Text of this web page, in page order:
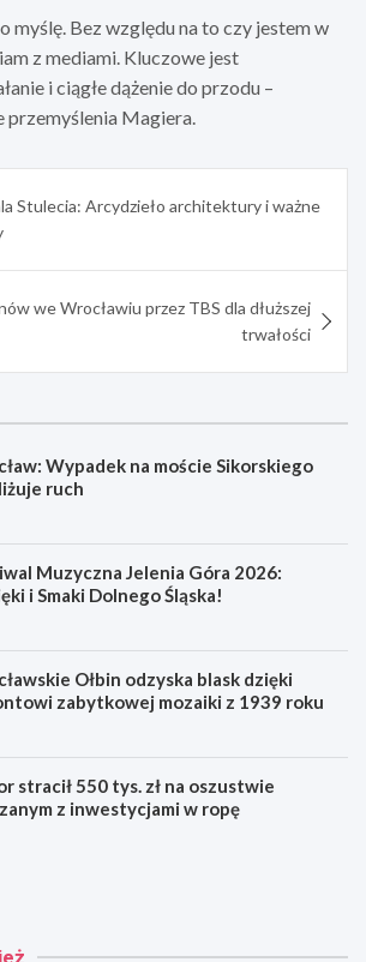
myślę. Bez względu na to czy jestem w
z mediami. Kluczowe jest
i ciągłe dążenie do przodu –
przemyślenia Magiera.
Stulecia: Arcydzieło architektury i ważne
we Wrocławiu przez TBS dla dłuższej
trwałości
Wypadek na moście Sikorskiego
ruch
Muzyczna Jelenia Góra 2026:
i Smaki Dolnego Śląska!
Ołbin odzyska blask dzięki
zabytkowej mozaiki z 1939 roku
stracił 550 tys. zł na oszustwie
z inwestycjami w ropę